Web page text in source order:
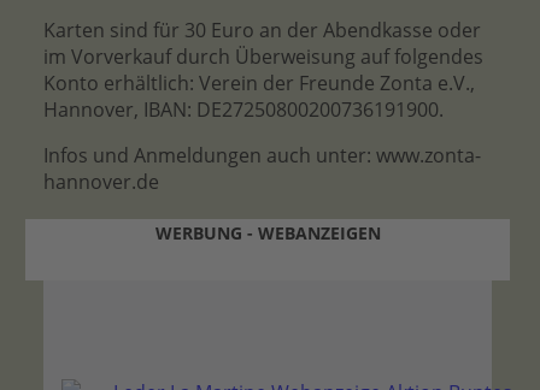
Karten sind für 30 Euro an der Abendkasse oder
im Vorverkauf durch Überweisung auf folgendes
Konto erhältlich: Verein der Freunde Zonta e.V.,
Hannover, IBAN: DE27250800200736191900.
Infos und Anmeldungen auch unter: www.zonta-
hannover.de
WERBUNG - WEBANZEIGEN